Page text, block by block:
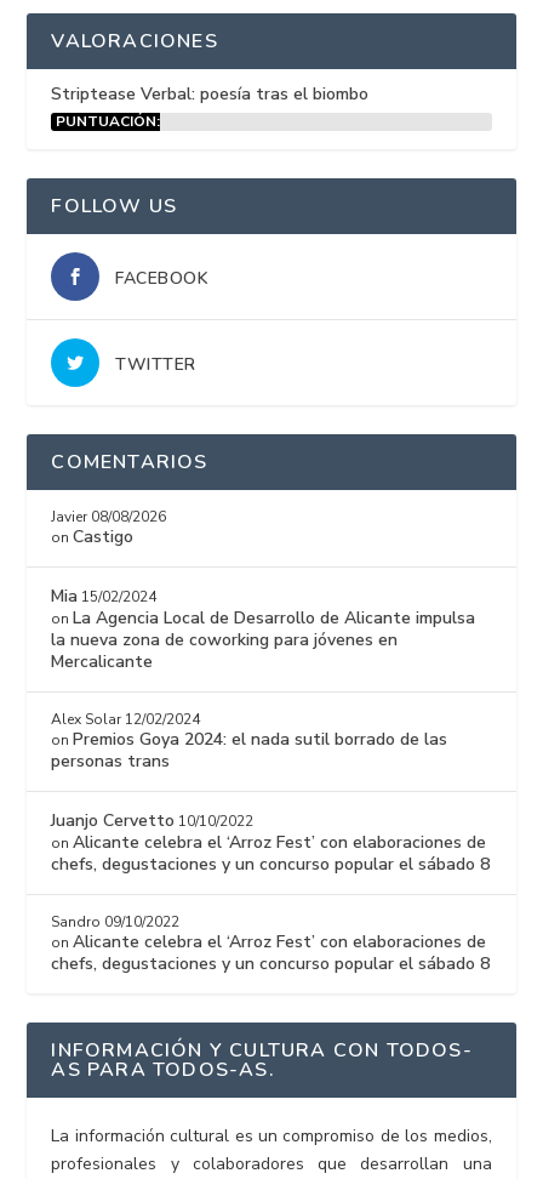
VALORACIONES
Striptease Verbal: poesía tras el biombo
PUNTUACIÓN:
FOLLOW US
FACEBOOK
TWITTER
COMENTARIOS
Javier 08/08/2026
onCastigo
Mia 15/02/2024
onLa Agencia Local de Desarrollo de Alicante impulsa
la nueva zona de coworking para jóvenes en
Mercalicante
Alex Solar 12/02/2024
onPremios Goya 2024: el nada sutil borrado de las
personas trans
Juanjo Cervetto 10/10/2022
onAlicante celebra el ‘Arroz Fest’ con elaboraciones de
chefs, degustaciones y un concurso popular el sábado 8
Sandro 09/10/2022
onAlicante celebra el ‘Arroz Fest’ con elaboraciones de
chefs, degustaciones y un concurso popular el sábado 8
INFORMACIÓN Y CULTURA CON TODOS-
AS PARA TODOS-AS.
La información cultural es un compromiso de los medios,
profesionales y colaboradores que desarrollan una